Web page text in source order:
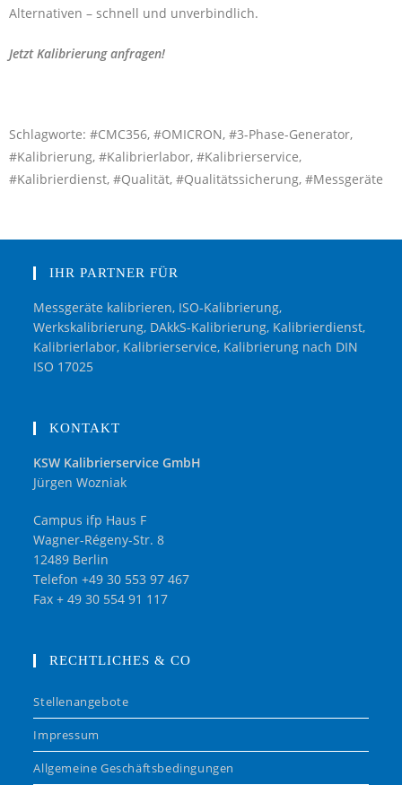
Alternativen – schnell und unverbindlich.
Jetzt Kalibrierung anfragen!
Schlagworte: #CMC356, #OMICRON, #3-Phase-Generator,
#Kalibrierung, #Kalibrierlabor, #Kalibrierservice,
#Kalibrierdienst, #Qualität, #Qualitätssicherung, #Messgeräte
IHR PARTNER FÜR
Messgeräte kalibrieren, ISO-Kalibrierung,
Werkskalibrierung, DAkkS-Kalibrierung, Kalibrierdienst,
Kalibrierlabor, Kalibrierservice, Kalibrierung nach DIN
ISO 17025
KONTAKT
KSW Kalibrierservice GmbH
Jürgen Wozniak
Campus ifp Haus F
Wagner-Régeny-Str. 8
12489 Berlin
Telefon +49 30 553 97 467
Fax + 49 30 554 91 117
RECHTLICHES & CO
Stellenangebote
Impressum
Allgemeine Geschäftsbedingungen